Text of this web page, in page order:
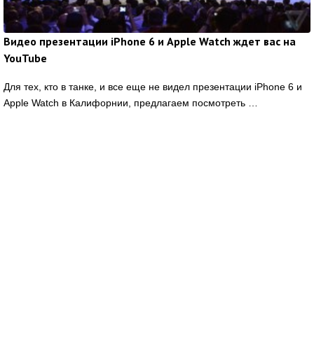
Видео презентации iPhone 6 и Apple Watch ждет вас на
YouTube
Для тех, кто в танке, и все еще не видел презентации iPhone 6 и
Apple Watch в Калифорнии, предлагаем посмотреть …